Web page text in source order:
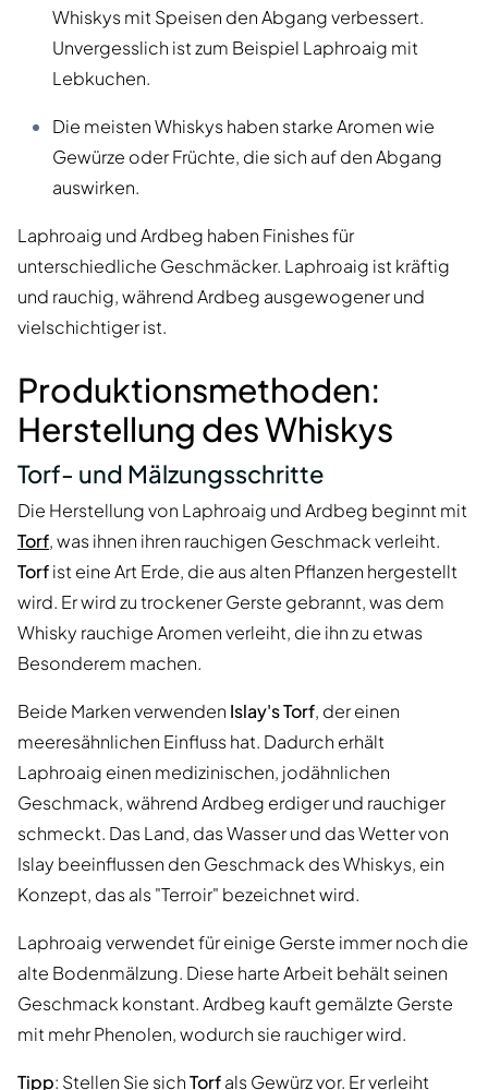
Whiskys mit Speisen den Abgang verbessert.
Unvergesslich ist zum Beispiel Laphroaig mit
Lebkuchen.
Die meisten Whiskys haben starke Aromen wie
Gewürze oder Früchte, die sich auf den Abgang
auswirken.
Laphroaig und Ardbeg haben Finishes für
unterschiedliche Geschmäcker. Laphroaig ist kräftig
und rauchig, während Ardbeg ausgewogener und
vielschichtiger ist.
Produktionsmethoden:
Herstellung des Whiskys
Torf- und Mälzungsschritte
Die Herstellung von Laphroaig und Ardbeg beginnt mit
Torf, was ihnen ihren rauchigen Geschmack verleiht.
Torfist eine Art Erde, die aus alten Pflanzen hergestellt
wird. Er wird zu trockener Gerste gebrannt, was dem
Whisky rauchige Aromen verleiht, die ihn zu etwas
Besonderem machen.
Beide Marken verwenden Islay's Torf, der einen
meeresähnlichen Einfluss hat. Dadurch erhält
Laphroaig einen medizinischen, jodähnlichen
Geschmack, während Ardbeg erdiger und rauchiger
schmeckt. Das Land, das Wasser und das Wetter von
Islay beeinflussen den Geschmack des Whiskys, ein
Konzept, das als "Terroir" bezeichnet wird.
Laphroaig verwendet für einige Gerste immer noch die
alte Bodenmälzung. Diese harte Arbeit behält seinen
Geschmack konstant. Ardbeg kauft gemälzte Gerste
mit mehr Phenolen, wodurch sie rauchiger wird.
Tipp: Stellen Sie sichTorfals Gewürz vor. Er verleiht